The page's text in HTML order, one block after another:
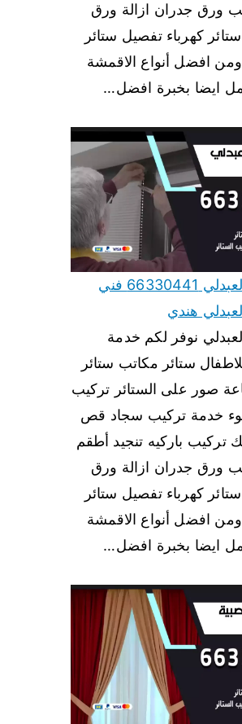
ورق جدران ازالة ورق
كهرباء تفصيل ستائر
ومن افضل أنواع الاقمشة
ايضا بخبرة افضل…
تركيب ستائر العبدلي 66330441 فني
هندي
نوفر لكم خدمة
ستائر مكاتب ستائر
صور على الستائر تركيب
خدمة تركيب سجاد قص
تركيب باركيه تنجيد أطقم
ورق جدران ازالة ورق
كهرباء تفصيل ستائر
ومن افضل أنواع الاقمشة
ايضا بخبرة افضل…